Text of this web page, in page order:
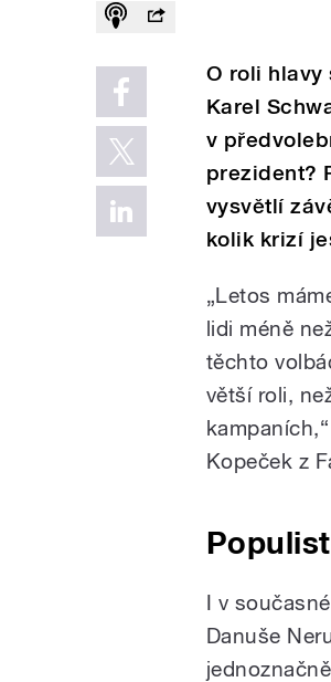
O roli hlavy
Karel
v
prezident?
vysvětlí
kolik krizí
„Letos
lidi méně
těchto
větší roli,
Kopeček z
I v
Danuše